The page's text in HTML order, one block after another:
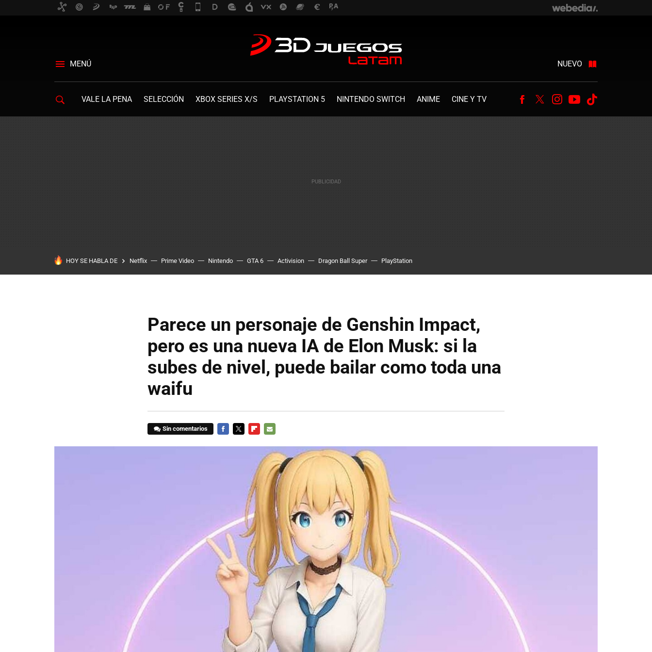
MENÚ NUEVO
VALE LA PENA SELECCIÓN XBOX SERIES X/S PLAYSTATION 5 NINTENDO SWITCH ANIME CINE Y TV Facebook
TwitterInstagram
Youtube
HOY SE HABLA DE Netflix Prime Video Nintendo GTA 6 Activision Dragon Ball Super PlayStation
Parece un personaje de Genshin Impact,
pero es una nueva IA de Elon Musk: si la
subes de nivel, puede bailar como toda una
waifu
Sin comentarios
MAIL